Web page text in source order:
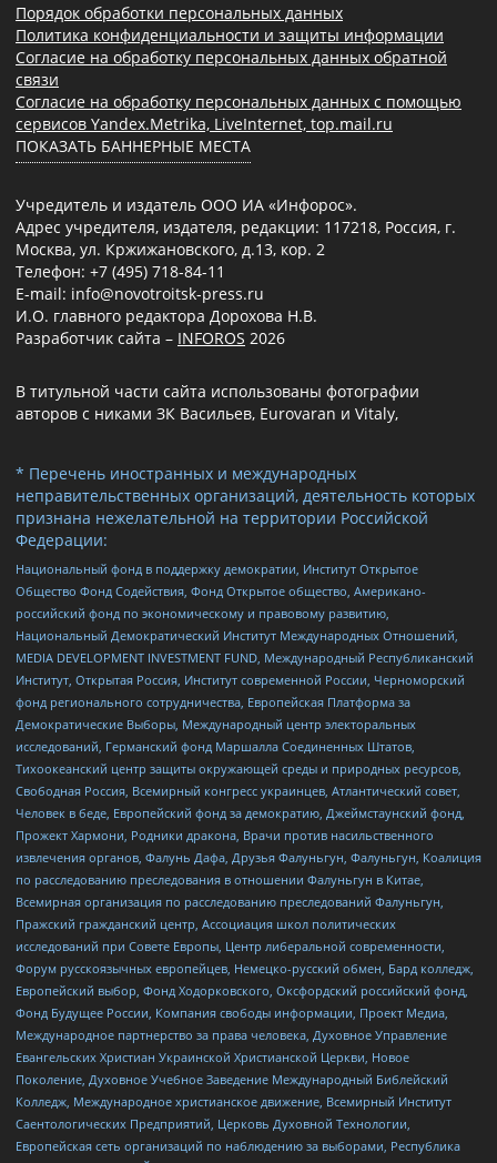
Порядок обработки персональных данных
Политика конфиденциальности и защиты информации
Согласие на обработку персональных данных обратной
связи
Согласие на обработку персональных данных с помощью
сервисов Yandex.Metrika, LiveInternet, top.mail.ru
ПОКАЗАТЬ БАННЕРНЫЕ МЕСТА
Учредитель и издатель ООО ИА «Инфорос».
Адрес учредителя, издателя, редакции: 117218, Россия, г.
Москва, ул. Кржижановского, д.13, кор. 2
Телефон: +7 (495) 718-84-11
E-mail: info@novotroitsk-press.ru
И.О. главного редактора Дорохова Н.В.
Разработчик сайта – INFOROS 2026
В титульной части сайта использованы фотографии
авторов с никами ЗК Васильев, Eurovaran и Vitaly,
* Перечень иностранных и международных
неправительственных организаций, деятельность которых
признана нежелательной на территории Российской
Федерации:
Национальный фонд в поддержку демократии, Институт Открытое
Общество Фонд Содействия, Фонд Открытое общество, Американо-
российский фонд по экономическому и правовому развитию,
Национальный Демократический Институт Международных Отношений,
MEDIA DEVELOPMENT INVESTMENT FUND, Международный Республиканский
Институт, Открытая Россия, Институт современной России, Черноморский
фонд регионального сотрудничества, Европейская Платформа за
Демократические Выборы, Международный центр электоральных
исследований, Германский фонд Маршалла Соединенных Штатов,
Тихоокеанский центр защиты окружающей среды и природных ресурсов,
Свободная Россия, Всемирный конгресс украинцев, Атлантический совет,
Человек в беде, Европейский фонд за демократию, Джеймстаунский фонд,
Прожект Хармони, Родники дракона, Врачи против насильственного
извлечения органов, Фалунь Дафа, Друзья Фалуньгун, Фалуньгун, Коалиция
по расследованию преследования в отношении Фалуньгун в Китае,
Всемирная организация по расследованию преследований Фалуньгун,
Пражский гражданский центр, Ассоциация школ политических
исследований при Совете Европы, Центр либеральной современности,
Форум русскоязычных европейцев, Немецко-русский обмен, Бард колледж,
Европейский выбор, Фонд Ходорковского, Оксфордский российский фонд,
Фонд Будущее России, Компания свободы информации, Проект Медиа,
Международное партнерство за права человека, Духовное Управление
Евангельских Христиан Украинской Христианской Церкви, Новое
Поколение, Духовное Учебное Заведение Международный Библейский
Колледж, Международное христианское движение, Всемирный Институт
Саентологических Предприятий, Церковь Духовной Технологии,
Европейская сеть организаций по наблюдению за выборами, Республика